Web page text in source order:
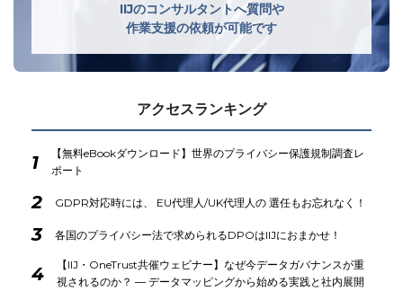
IIJのコンサルタントへ質問や
作業支援の依頼が可能です
アクセスランキング
1
【無料eBookダウンロード】世界のプライバシー保護規制調査レ
ポート
2 GDPR対応時には、 EU代理人/UK代理人の 選任もお忘れなく！
3 各国のプライバシー法で求められるDPOはIIJにおまかせ！
4
【IIJ・OneTrust共催ウェビナー】なぜ今データガバナンスが重
視されるのか？ ― データマッピングから始める実践と社内展開